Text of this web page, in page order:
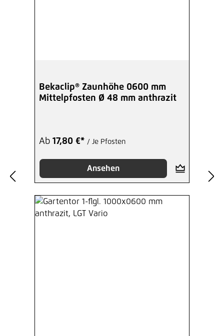
Bekaclip® Zaunhöhe 0600 mm
Mittelpfosten Ø 48 mm anthrazit
Ab 17,80 €* / Je Pfosten
Ansehen